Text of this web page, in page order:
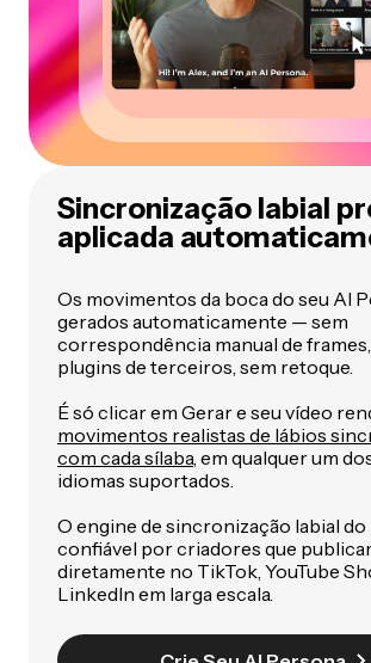
Sincronização labial
aplicada
Os movimentos da boca do seu AI
gerados automaticamente — sem
correspondência manual de
plugins de terceiros, sem retoque.
É só clicar em Gerar e seu vídeo
movimentos realistas de lábios
com cada sílaba, em qualquer um
idiomas suportados.
O engine de sincronização labial do
confiável por criadores que
diretamente no TikTok, YouTube
LinkedIn em larga escala.